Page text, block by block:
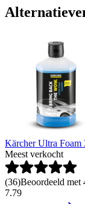
Kärcher Ultra Foam
Meest verkocht
(36)Beoordeeld met
7.79